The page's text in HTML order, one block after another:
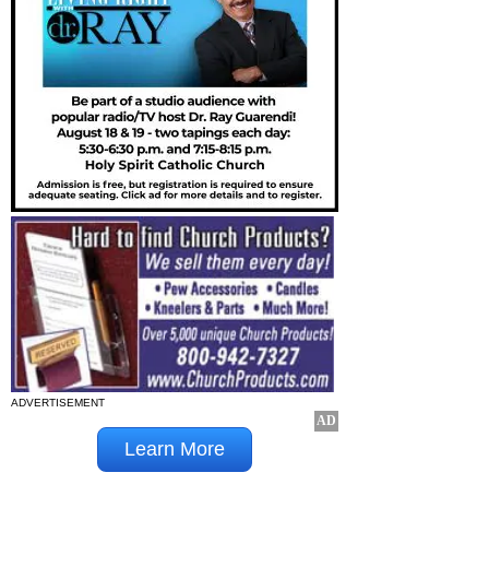
ADVERTISEMENT